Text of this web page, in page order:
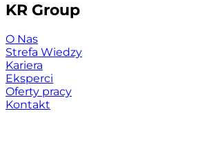
KR Group
O Nas
Strefa Wiedzy
Kariera
Eksperci
Oferty pracy
Kontakt